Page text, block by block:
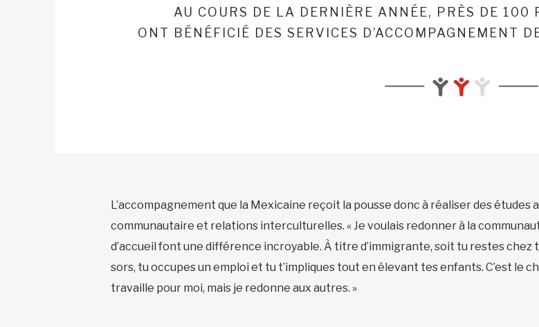
AU COURS DE LA DERNIÈRE ANNÉE, PRÈS DE 100
ONT BÉNÉFICIÉ DES SERVICES D’ACCOMPAGNEMENT
L’accompagnement que la Mexicaine reçoit la pousse donc à réaliser des
communautaire et relations interculturelles. « Je voulais redonner à la
d’accueil font une différence incroyable. À titre d’immigrante, soit tu restes
sors, tu occupes un emploi et tu t’impliques tout en élevant tes enfants. C’est le
travaille pour moi, mais je redonne aux autres. »